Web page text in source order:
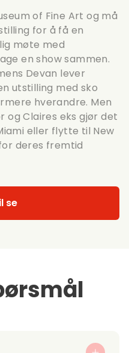
of Fine Art og må
for å få en
møte med
en show sammen.
Devan lever
utstilling med sko
hverandre. Men
og Claires eks gjør det
eller flytte til New
deres fremtid
se